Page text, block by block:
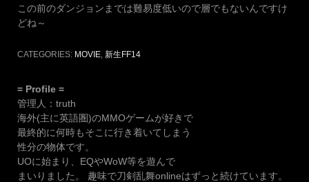
この前のダンジョンまでは難易度低いので層でもないんですけ
どね～
CATEGORIES: MOVIE 新生FF14
= Profile =
管理人：truth
海外(主に英語圏)のMMOゲームが好きで
最終的に何時もそこに行き着いてしまう
性分の物体です。
UOに始まり、EQやWoW等を遊んで
まいりました。 趣味で刀剣乱舞onlineはずっと続けています。